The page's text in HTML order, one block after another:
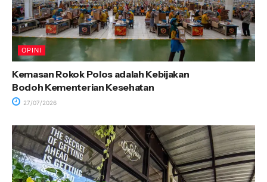
OPINI
Kemasan Rokok Polos adalah Kebijakan
Bodoh Kementerian Kesehatan
27/07/2026